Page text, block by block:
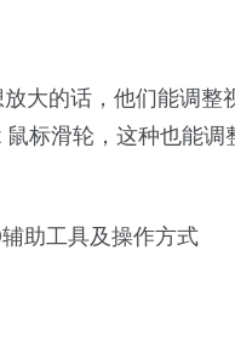
大的话，他们能调整
标滑轮，这种也能